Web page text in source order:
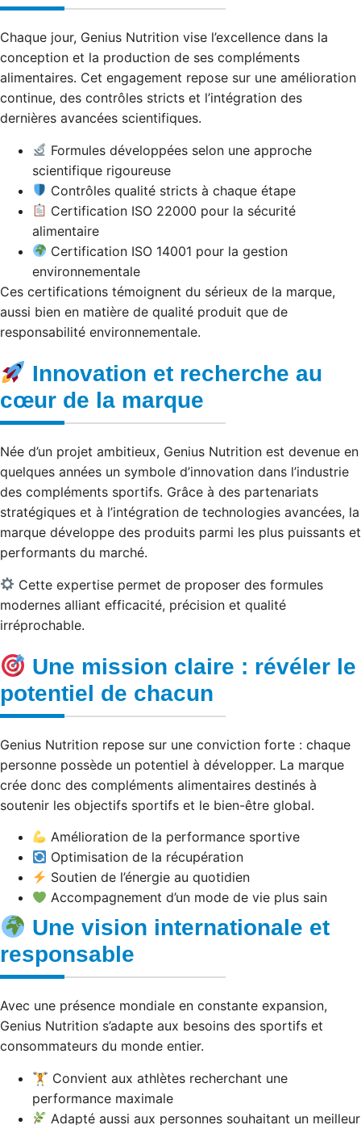
Chaque jour, Genius Nutrition vise l’excellence dans la
conception et la production de ses compléments
alimentaires. Cet engagement repose sur une amélioration
continue, des contrôles stricts et l’intégration des
dernières avancées scientifiques.
Formules développées selon une approche
scientifique rigoureuse
Contrôles qualité stricts à chaque étape
Certification ISO 22000 pour la sécurité
alimentaire
Certification ISO 14001 pour la gestion
environnementale
Ces certifications témoignent du sérieux de la marque,
aussi bien en matière de qualité produit que de
responsabilité environnementale.
Innovation et recherche au
cœur de la marque
Née d’un projet ambitieux, Genius Nutrition est devenue en
quelques années un symbole d’innovation dans l’industrie
des compléments sportifs. Grâce à des partenariats
stratégiques et à l’intégration de technologies avancées, la
marque développe des produits parmi les plus puissants et
performants du marché.
Cette expertise permet de proposer des formules
modernes alliant efficacité, précision et qualité
irréprochable.
Une mission claire : révéler le
potentiel de chacun
Genius Nutrition repose sur une conviction forte : chaque
personne possède un potentiel à développer. La marque
crée donc des compléments alimentaires destinés à
soutenir les objectifs sportifs et le bien-être global.
Amélioration de la performance sportive
Optimisation de la récupération
Soutien de l’énergie au quotidien
Accompagnement d’un mode de vie plus sain
Une vision internationale et
responsable
Avec une présence mondiale en constante expansion,
Genius Nutrition s’adapte aux besoins des sportifs et
consommateurs du monde entier.
🏋️ Convient aux athlètes recherchant une
performance maximale
Adapté aussi aux personnes souhaitant un meilleur